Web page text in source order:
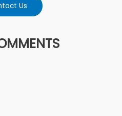
Us